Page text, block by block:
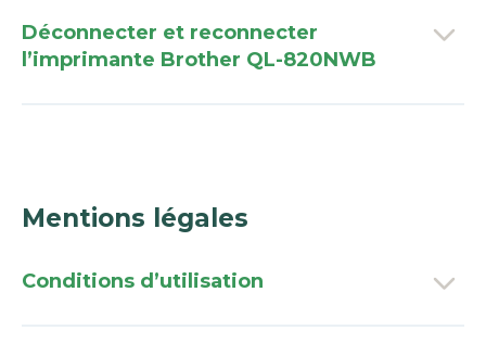
Déconnecter et reconnecter
l’imprimante Brother QL-820NWB
Mentions légales
Conditions d’utilisation